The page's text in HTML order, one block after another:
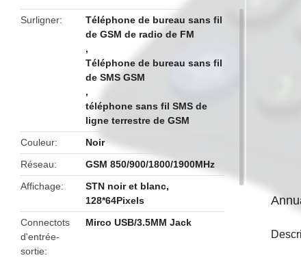
Surligner
Téléphone de bureau sans fil
de GSM de radio de FM
,
Téléphone de bureau sans fil
de SMS GSM
,
téléphone sans fil SMS de
ligne terrestre de GSM
Couleur
Noir
Réseau
GSM 850/900/1800/1900MHz
Affichage
STN noir et blanc,
128*64Pixels
Connectots
d'entrée-
sortie
Mirco USB/3.5MM Jack